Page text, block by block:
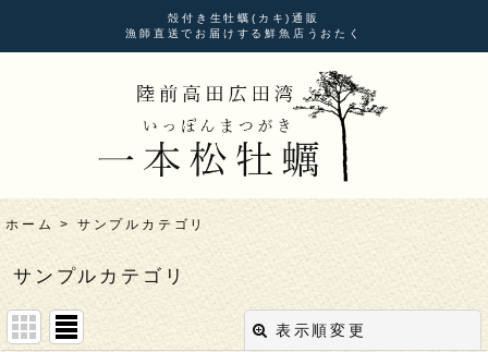
殻付き生牡蠣(カキ)通販
漁師直送でお届けする鮮魚店うおたく
ホーム > サンプルカテゴリ
サンプルカテゴリ
表示順変更